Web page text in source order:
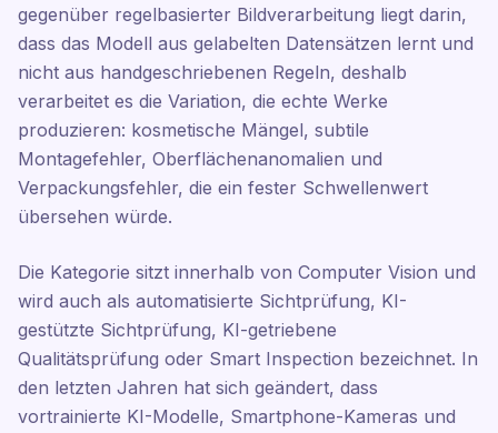
gegenüber regelbasierter Bildverarbeitung liegt darin,
dass das Modell aus gelabelten Datensätzen lernt und
nicht aus handgeschriebenen Regeln, deshalb
verarbeitet es die Variation, die echte Werke
produzieren: kosmetische Mängel, subtile
Montagefehler, Oberflächenanomalien und
Verpackungsfehler, die ein fester Schwellenwert
übersehen würde.
Die Kategorie sitzt innerhalb von Computer Vision und
wird auch als automatisierte Sichtprüfung, KI-
gestützte Sichtprüfung, KI-getriebene
Qualitätsprüfung oder Smart Inspection bezeichnet. In
den letzten Jahren hat sich geändert, dass
vortrainierte KI-Modelle, Smartphone-Kameras und